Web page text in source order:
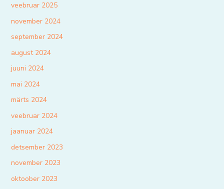
veebruar 2025
november 2024
september 2024
august 2024
juuni 2024
mai 2024
märts 2024
veebruar 2024
jaanuar 2024
detsember 2023
november 2023
oktoober 2023